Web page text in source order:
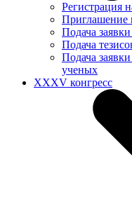
Регистрация
Приглашение
Подача
Подача
Подача
ученых
XXXV конгресс